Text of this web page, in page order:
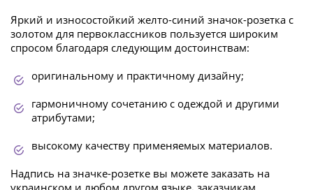
Яркий и износостойкий желто-синий значок-розетка с
золотом для первоклассников пользуется широким
спросом благодаря следующим достоинствам:
оригинальному и практичному дизайну;
гармоничному сочетанию с одеждой и другими
атрибутами;
высокому качеству применяемых материалов.
Надпись на значке-розетке вы можете заказать на